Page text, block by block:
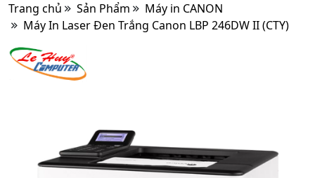
Trang chủ Sản Phẩm
Máy in CANON
Máy In Laser Đen Trắng Canon LBP 246DW II (CTY)